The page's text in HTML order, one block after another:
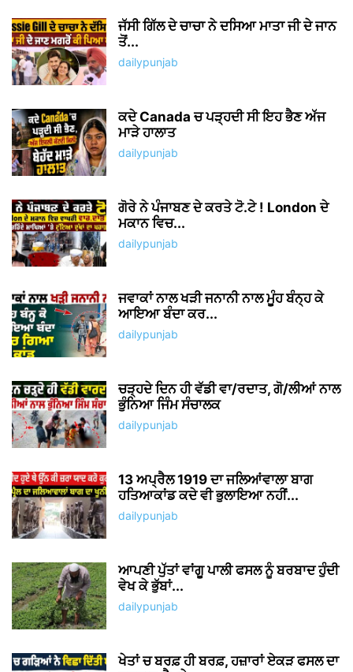
ਜੱਸੀ ਗਿੱਲ ਦੇ ਚਾਚਾ ਨੇ ਦਸਿਆ ਮਾਤਾ ਜੀ ਦੇ ਜਾਨ
ਤੋਂ...
dailypunjab
ਕਦੇ Canada ਚ ਪੜ੍ਹਦੀ ਸੀ ਇਹ ਭੈਣ ਅੱਜ
ਮਾੜੇ ਹਾਲਾਤ
dailypunjab
ਗੋਰੇ ਨੇ ਪੰਜਾਬਣ ਦੇ ਕਰਤੇ ਟੋ.ਟੇ ! London ਦੇ
ਮਕਾਨ ਵਿਚ...
dailypunjab
ਜਵਾਕਾਂ ਨਾਲ ਖੜੀ ਜਨਾਨੀ ਨਾਲ ਮੂੰਹ ਬੰਨ੍ਹ ਕੇ
ਆਇਆ ਬੰਦਾ ਕਰ...
dailypunjab
ਚੜ੍ਹਦੇ ਦਿਨ ਹੀ ਵੱਡੀ ਵਾ/ਰਦਾਤ, ਗੋ/ਲੀਆਂ ਨਾਲ
ਭੁੰਨਿਆ ਜਿੰਮ ਸੰਚਾਲਕ
dailypunjab
13 ਅਪ੍ਰੈਲ 1919 ਦਾ ਜਲਿਆਂਵਾਲਾ ਬਾਗ
ਹਤਿਆਕਾਂਡ ਕਦੇ ਵੀ ਭੁਲਾਇਆ ਨਹੀਂ...
dailypunjab
ਆਪਣੀ ਪੁੱਤਾਂ ਵਾਂਗੂ ਪਾਲੀ ਫਸਲ ਨੂੰ ਬਰਬਾਦ ਹੁੰਦੀ
ਵੇਖ ਕੇ ਭੁੱਬਾਂ...
dailypunjab
ਖੇਤਾਂ ਚ ਬਰਫ਼ ਹੀ ਬਰਫ਼, ਹਜ਼ਾਰਾਂ ਏਕੜ ਫਸਲ ਦਾ